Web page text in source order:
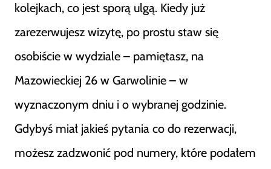
kolejkach, co jest sporą ulgą. Kiedy już
zarezerwujesz wizytę, po prostu staw się
osobiście w wydziale – pamiętasz, na
Mazowieckiej 26 w Garwolinie – w
wyznaczonym dniu i o wybranej godzinie.
Gdybyś miał jakieś pytania co do rezerwacji,
możesz zadzwonić pod numery, które podałem